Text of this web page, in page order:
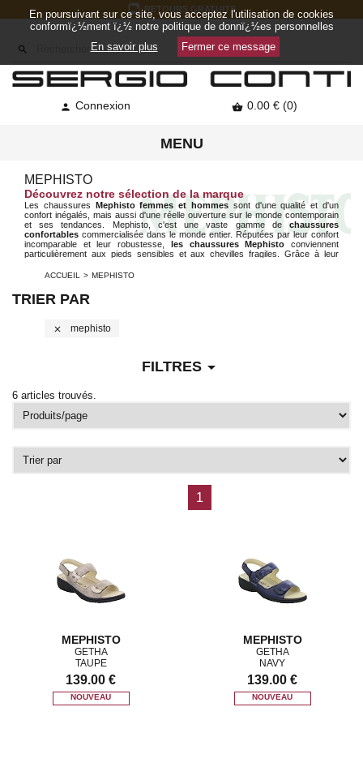
RETOURS GRATUITS

 Connexion  0.00 € (0)
MENU
MEPHISTO
Découvrez notre sélection de la marque
Les chaussures Mephisto femmes et hommes sont d'une qualité et d'un
confort inégalés, mais aussi d'une réelle ouverture sur le monde contemporain
et ses tendances. Mephisto, c'est une vaste gamme de chaussures
confortables commercialisée dans le monde entier. Réputées par leur confort
incomparable et leur robustesse, les chaussures Mephisto conviennent
particulièrement aux pieds sensibles et aux chevilles fragiles. Grâce à leur
doux et confortable réduisant de façon significative les chocs inhérents à la
ACCUEIL MEPHISTO
TRIER PAR
close Mephisto
FILTRES arrow_drop_down
6 articles trouvés.
1
MEPHISTO
GETHA
TAUPE
139.00 €
MEPHISTO
GETHA
NAVY
139.00 €
En poursuivant sur ce site, vous acceptez l'utilisation de cookies
conformï¿½ment ï¿½ notre politique de donnï¿½es personnelles
En savoir plus
Fermer ce message